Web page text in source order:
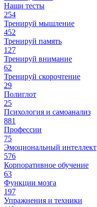
Наши тесты
254
Тренируй мышление
452
Тренируй память
127
Тренируй внимание
62
Тренируй скорочтение
29
Полиглот
25
Психология и самоанализ
881
Профессии
75
Эмоциональный интеллект
576
Корпоративное обучение
63
Функции мозга
197
Упражнения и техники